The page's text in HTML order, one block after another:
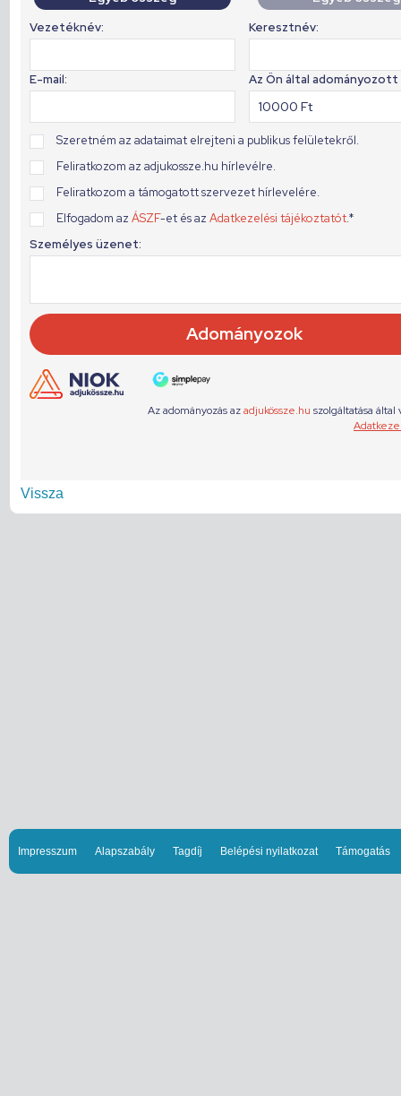
Vissza
Impresszum Alapszabály Tagdíj Belépési nyilatkozat Támogatás